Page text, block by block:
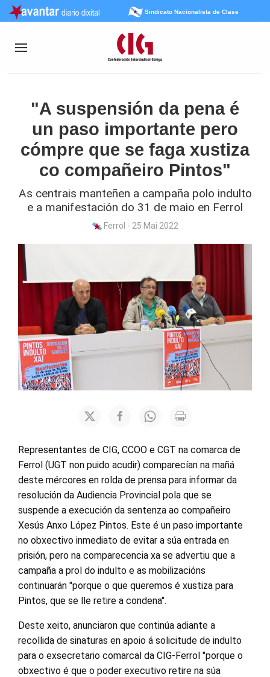
Sindicato Nacionalista de Clase
"A suspensión da pena é
un paso importante pero
cómpre que se faga xustiza
co compañeiro Pintos"
As centrais manteñen a campaña polo indulto
e a manifestación do 31 de maio en Ferrol
Ferrol - 25 Mai 2022
Representantes de CIG, CCOO e CGT na comarca de
Ferrol (UGT non puido acudir) comparecían na mañá
deste mércores en rolda de prensa para informar da
resolución da Audiencia Provincial pola que se
suspende a execución da sentenza ao compañeiro
Xesús Anxo López Pintos. Este é un paso importante
no obxectivo inmediato de evitar a súa entrada en
prisión, pero na comparecencia xa se advertiu que a
campaña a prol do indulto e as mobilizacións
continuarán "porque o que queremos é xustiza para
Pintos, que se lle retire a condena".
Deste xeito, anunciaron que continúa adiante a
recollida de sinaturas en apoio á solicitude de indulto
para o exsecretario comarcal da CIG-Ferrol "porque o
obxectivo é que o poder executivo retire na súa